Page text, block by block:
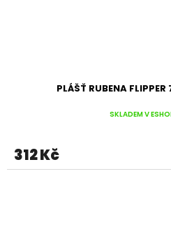
PLÁŠŤ RUBENA
SKLADEM V
312 Kč